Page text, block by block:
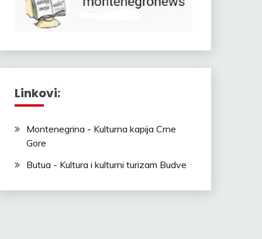
Linkovi:
Montenegrina - Kulturna kapija Crne
Gore
Butua - Kultura i kulturni turizam Budve